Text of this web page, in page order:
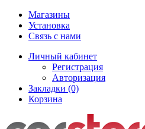
Магазины
Установка
Связь с нами
Личный кабинет
Регистрация
Авторизация
Закладки (0)
Корзина